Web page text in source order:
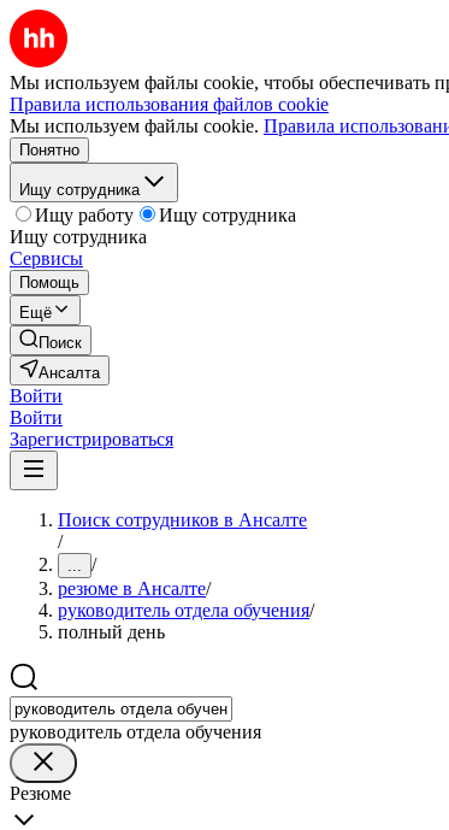
Мы используем файлы cookie, чтобы обеспечивать
Правила использования файлов cookie
Мы используем файлы cookie. Правила
Понятно
Ищу сотрудника
Ищу работу
Ищу сотрудника
Ищу сотрудника
Сервисы
Помощь
Ещё
Поиск
Ансалта
Войти
Войти
Зарегистрироваться
Поиск сотрудников в Ансалте
/
... /
резюме в Ансалте/
руководитель отдела обучения/
полный день
руководитель отдела обучения
Резюме